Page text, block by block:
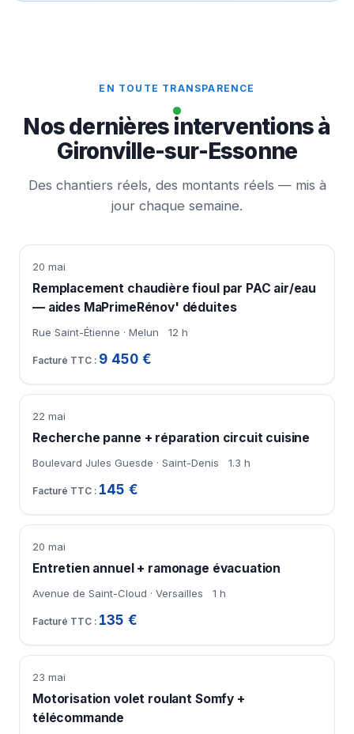
EN TOUTE TRANSPARENCE
Nos dernières interventions à
Gironville-sur-Essonne
Des chantiers réels, des montants réels — mis à
jour chaque semaine.
20 mai
Remplacement chaudière fioul par PAC air/eau
— aides MaPrimeRénov' déduites
Rue Saint-Étienne · Melun 12 h
9 450 €
22 mai
Recherche panne + réparation circuit cuisine
Boulevard Jules Guesde · Saint-Denis 1.3 h
145 €
20 mai
Entretien annuel + ramonage évacuation
Avenue de Saint-Cloud · Versailles 1 h
135 €
23 mai
Motorisation volet roulant Somfy +
télécommande